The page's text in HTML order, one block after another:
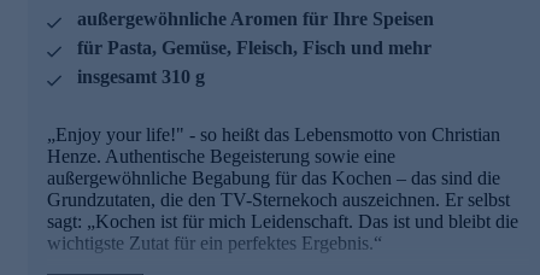
verleiht Aufstrichen, Suppen, Saucen, Fleisch, Fisch,
Käse und Beilagen ein außergewöhnliches Aroma.
Online bestellen und in Ihren Speiseplan integrieren.
außergewöhnliche Aromen für Ihre Speisen
für Pasta, Gemüse, Fleisch, Fisch und mehr
insgesamt 310 g
„Enjoy your life!" - so heißt das Lebensmotto von Christian
Henze. Authentische Begeisterung sowie eine
außergewöhnliche Begabung für das Kochen – das sind die
Grundzutaten, die den TV-Sternekoch auszeichnen. Er selbst
sagt: „Kochen ist für mich Leidenschaft. Das ist und bleibt die
wichtigste Zutat für ein perfektes Ergebnis.“